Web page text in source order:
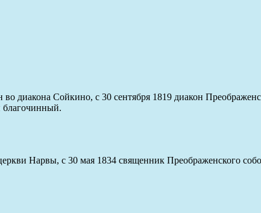
диакона Сойкино, с 30 сентября 1819 диакон
благочинный.
Нарвы, с 30 мая 1834 священник Преображенского